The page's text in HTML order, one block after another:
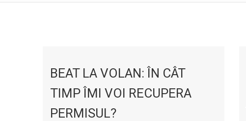
BEAT LA VOLAN: ÎN CÂT
TIMP ÎMI VOI RECUPERA
PERMISUL?